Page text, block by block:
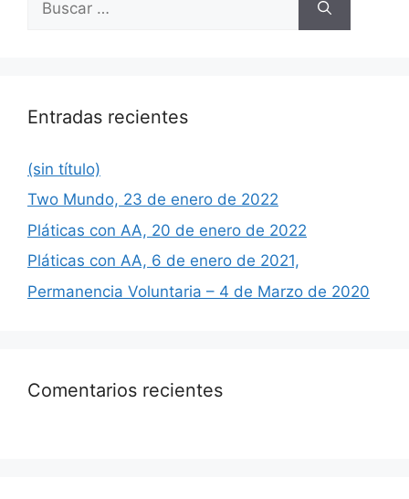
Entradas recientes
(sin título)
Two Mundo, 23 de enero de 2022
Pláticas con AA, 20 de enero de 2022
Pláticas con AA, 6 de enero de 2021,
Permanencia Voluntaria – 4 de Marzo de 2020
Comentarios recientes